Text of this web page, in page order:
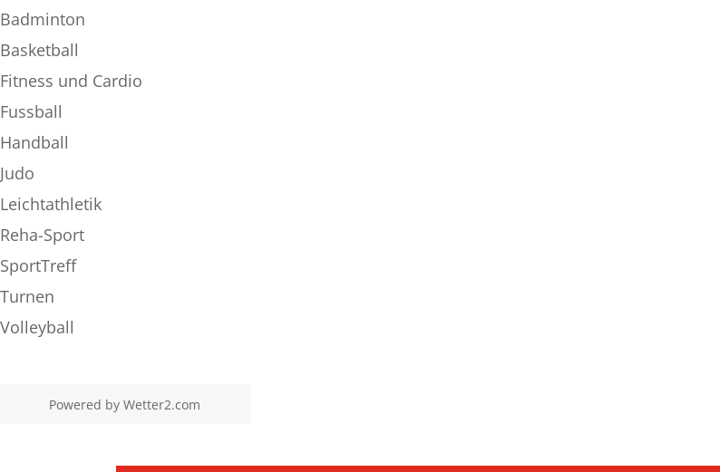
Badminton
Basketball
Fitness und Cardio
Fussball
Handball
Judo
Leichtathletik
Reha-Sport
SportTreff
Turnen
Volleyball
Powered byWetter2.com